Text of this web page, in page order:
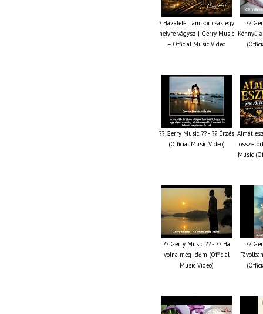
? Hazafelé… amikor csak egy
helyre vágysz | Gerry Music
– Official Music Video
??
Könnyű
?? Gerry Music ?? - ?? Érzés
(Official Music Video)
Almát
Music
?? Gerry Music ?? - ?? Ha
volna még időm (Official
Music Video)
??